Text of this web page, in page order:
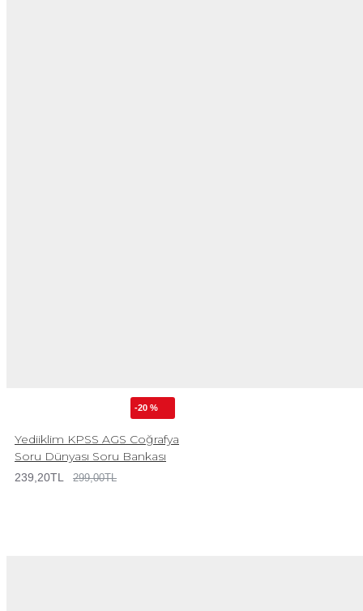
-20 %
Yediiklim KPSS AGS Coğrafya
Soru Dünyası Soru Bankası
239,20TL 299,00TL